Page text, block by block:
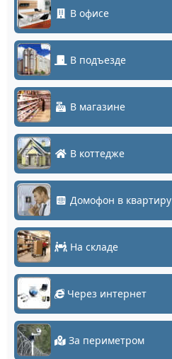
В офисе
В подъезде
В магазине
В коттедже
Домофон в квартиру
На складе
Через интернет
За периметром